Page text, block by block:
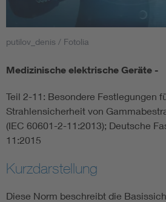
Smart Cities
Circular Economy für mehr
DIN VDE 0100 für sichere
putilov_denis / Fotolia
Medizinische elektrische Geräte -
Teil 2-11: Besondere Festlegungen
Strahlensicherheit von
(IEC 60601-2-11:2013); Deutsche
11:2015
Kurzdarstellung
Diese Norm beschreibt die